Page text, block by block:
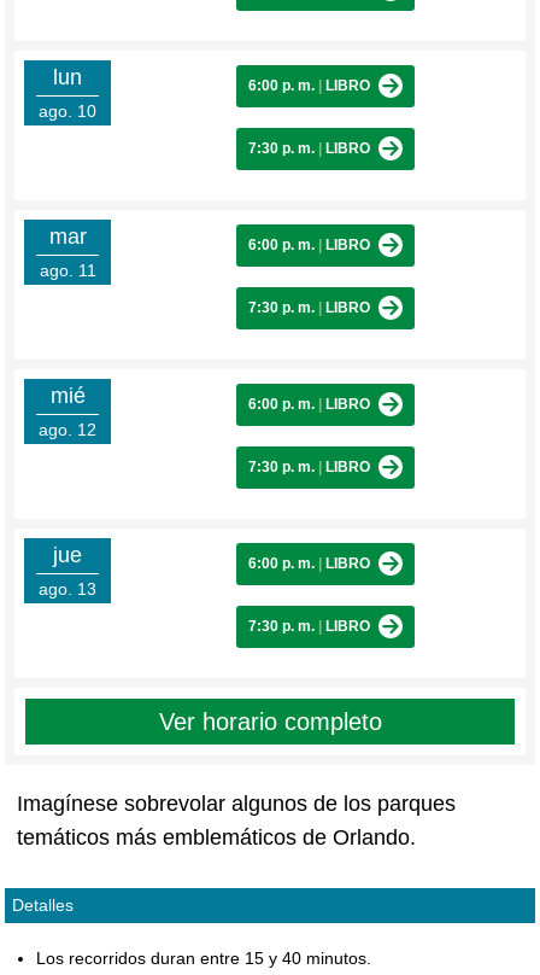
lun
ago. 10
6:00 p. m. LIBRO
7:30 p. m. LIBRO
mar
ago. 11
6:00 p. m. LIBRO
7:30 p. m. LIBRO
mié
ago. 12
6:00 p. m. LIBRO
7:30 p. m. LIBRO
jue
ago. 13
6:00 p. m. LIBRO
7:30 p. m. LIBRO
Ver horario completo
Imagínese sobrevolar algunos de los parques
temáticos más emblemáticos de Orlando.
Detalles
Los recorridos duran entre 15 y 40 minutos.